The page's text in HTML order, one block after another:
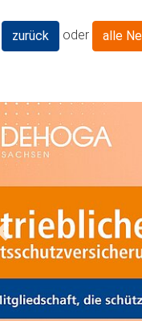
zurück oder alle
Previous